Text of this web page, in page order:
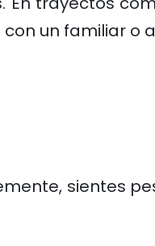
un familiar o
sientes